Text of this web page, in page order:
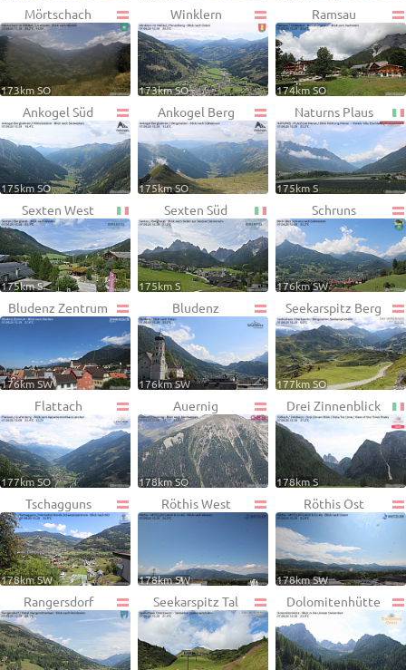
Mörtschach
173km SO
Winklern
173km SO
Ramsau
174km SO
Ankogel Süd
175km SO
Ankogel Berg
175km SO
Naturns Plaus
175km S
Sexten West
175km S
Sexten Süd
175km S
Schruns
176km SW
Bludenz Zentrum
176km SW
Bludenz
176km SW
Seekarspitz Berg
177km SO
Flattach
177km SO
Auernig
178km SO
Drei Zinnenblick
178km S
Tschagguns
178km SW
Röthis West
178km SW
Röthis Ost
178km SW
Rangersdorf Seekarspitz Tal Dolomitenhütte